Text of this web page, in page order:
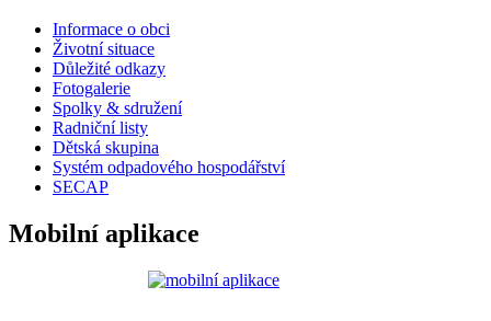
Informace o obci
Životní situace
Důležité odkazy
Fotogalerie
Spolky & sdružení
Radniční listy
Dětská skupina
Systém odpadového hospodářství
SECAP
Mobilní aplikace